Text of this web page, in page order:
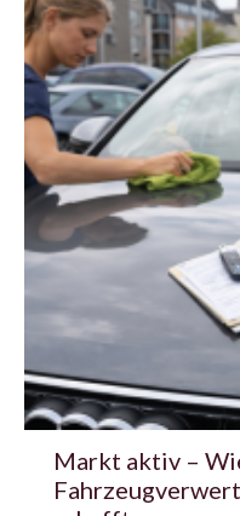
Markt aktiv –